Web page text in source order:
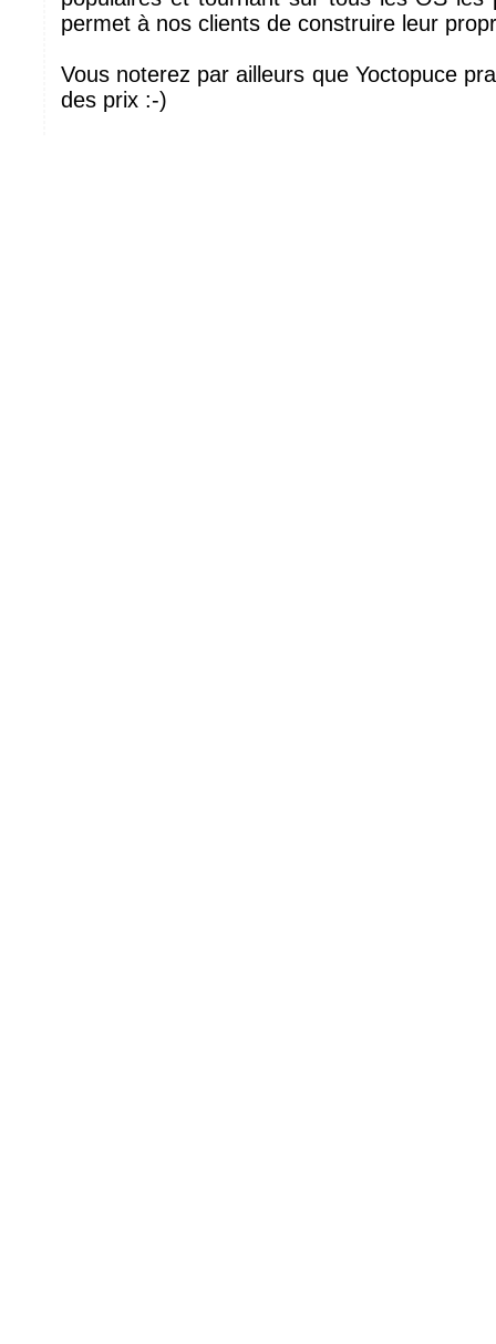
permet à nos clients de construire leur
Vous noterez par ailleurs que Yoctopuce
des prix :-)